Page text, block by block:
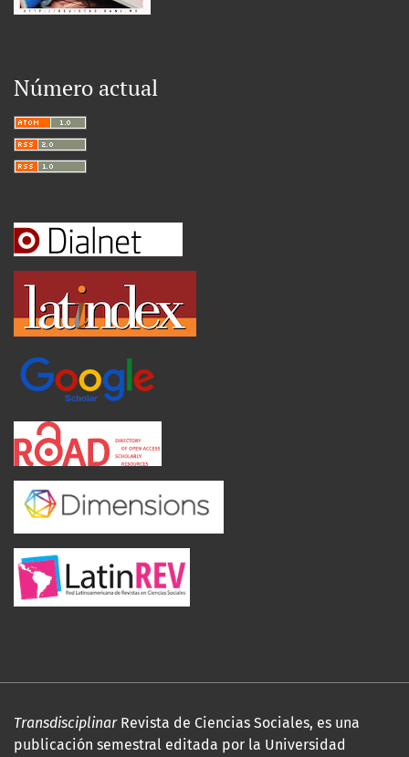
Número actual
TransdisciplinarRevista de Ciencias Sociales, es una
publicación semestral editada por la Universidad